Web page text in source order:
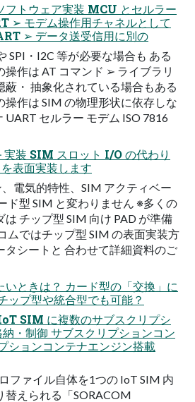
フトウェア実装 MCU とセルラー
➢ モデム操作用チャネルとして
➢ データ送受信用に別の
SPI・I2C 等が必要な場合も ある
操作は AT コマンド ➢ ライブラリ
蔽・ 抽象化されている場合もある
操作は SIM の物理形状に依存しな
UART セルラー モデム ISO 7816
装 SIM スロット I/O の代わり
表面実装します
電気的特性、SIM アクティベー
ド型 SIM と変わりません ※多くの
は チップ型 SIM 向け PAD が準備
ムではチップ型 SIM の表面実装方
タシートと 合わせて詳細資料のご
いときは？ カード型の「交換」に
ップ型や統合型でも可能？
SIM に複数のサブスクリプシ
・制御 サブスクリプションコン
ションコンテナエンジン搭載
ファイル自体を1つの IoT SIM 内
替えられる「SORACOM